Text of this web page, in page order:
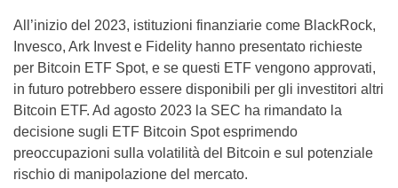
All’inizio del 2023, istituzioni finanziarie come BlackRock,
Invesco, Ark Invest e Fidelity hanno presentato richieste
per Bitcoin ETF Spot, e se questi ETF vengono approvati,
in futuro potrebbero essere disponibili per gli investitori altri
Bitcoin ETF. Ad agosto 2023 la SEC ha rimandato la
decisione sugli ETF Bitcoin Spot esprimendo
preoccupazioni sulla volatilità del Bitcoin e sul potenziale
rischio di manipolazione del mercato.